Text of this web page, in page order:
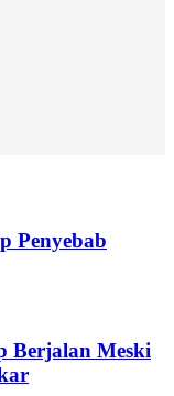
Penyebab
Berjalan Meski